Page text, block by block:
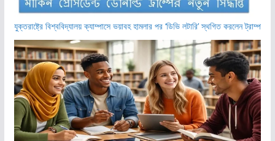
যুক্তরাষ্ট্রে বিশ্ববিদ্যালয় ক্যাম্পাসে ভয়াবহ হামলার পর ‘ডিভি লটারি’ স্থগিত করলেন ট্রাম্প